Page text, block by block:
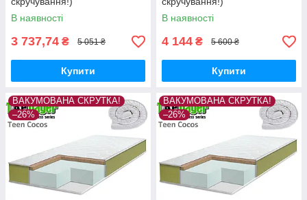
В наявності
3 737,74 ₴ 5 051 ₴
Купити
В наявності
4 144 ₴ 5 600 ₴
Купити
ВАКУМОВАНА СКРУТКА!
–26%
ВАКУМОВАНА СКРУТКА!
–26%